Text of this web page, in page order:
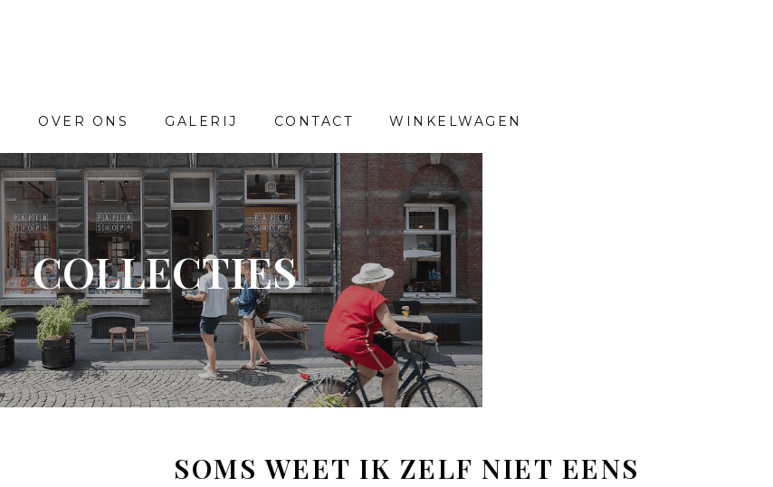
OVER ONS GALERIJ CONTACT WINKELWAGEN
COLLECTIES
SOMS WEET IK ZELF NIET EENS